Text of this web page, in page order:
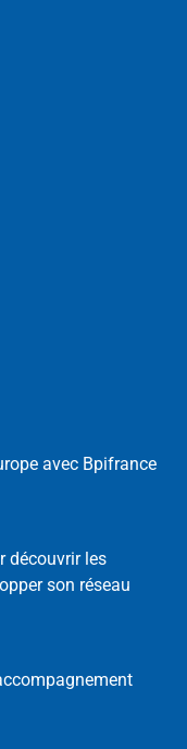
avec Bpifrance
découvrir les
son réseau